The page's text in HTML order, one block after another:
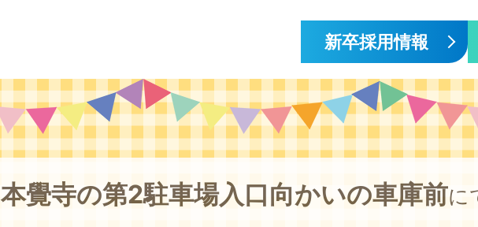
新卒採用情報
本覺寺の第2駐車場入口向かいの車庫前に